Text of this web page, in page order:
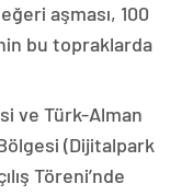
aşması, 100
bu topraklarda
ve Türk-Alman
(Dijitalpark
Töreni’nde